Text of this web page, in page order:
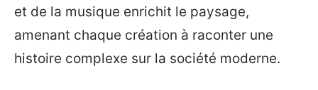
et de la musique enrichit le paysage,
amenant chaque création à raconter une
histoire complexe sur la société moderne.